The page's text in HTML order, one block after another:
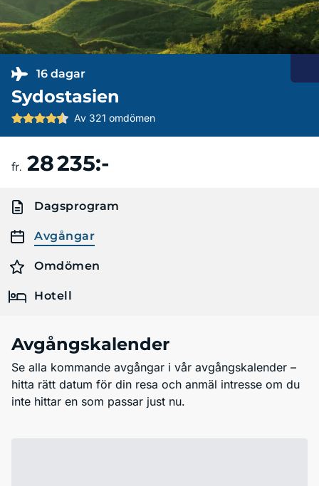
16 dagar
Sydostasien
Av 321 omdömen
fr. 28 235:-
Dagsprogram
Avgångar
Omdömen
Hotell
Avgångskalender
Se alla kommande avgångar i vår avgångskalender –
hitta rätt datum för din resa och anmäl intresse om du
inte hittar en som passar just nu.